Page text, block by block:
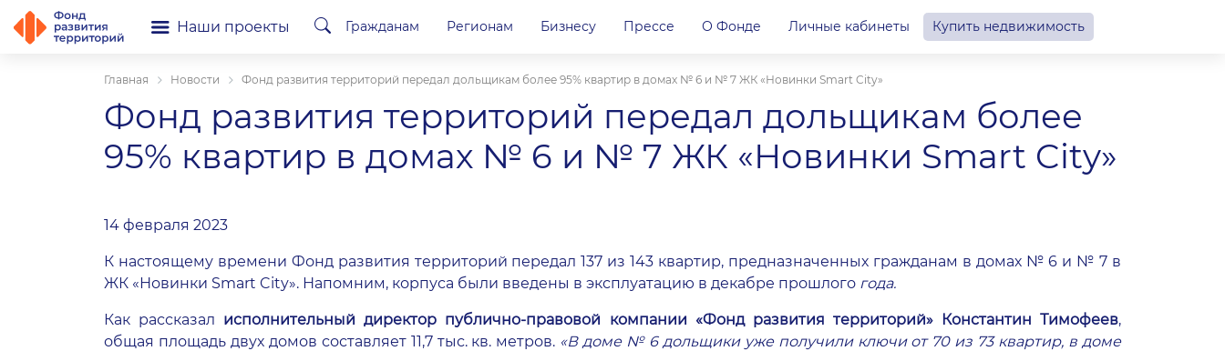
Наши проекты Гражданам Регионам Бизнесу Прессе О Фонде Личные кабинеты Купить недвижимость
Главная Новости Фонд развития территорий передал дольщикам более 95% квартир в домах № 6 и № 7 ЖК «Новинки Smart City»
Фонд развития территорий передал дольщикам более
95% квартир в домах № 6 и № 7 ЖК «Новинки Smart City»
14 февраля 2023
К настоящему времени Фонд развития территорий передал 137 из 143 квартир, предназначенных гражданам в домах № 6 и № 7 в
ЖК «Новинки Smart City». Напомним, корпуса были введены в эксплуатацию в декабре прошлого года.
Как рассказал исполнительный директор публично-правовой компании «Фонд развития территорий» Константин Тимофеев,
общая площадь двух домов составляет 11,7 тыс. кв. метров. «В доме № 6 дольщики уже получили ключи от 70 из 73 квартир, в доме